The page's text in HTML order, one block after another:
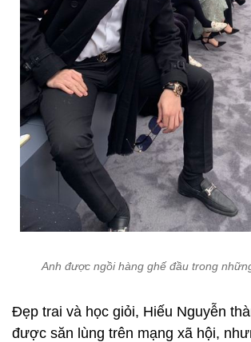
Anh được ngồi hàng ghế đầu trong
Đẹp trai và học giỏi, Hiếu Nguyễn
được săn lùng trên mạng xã hội,